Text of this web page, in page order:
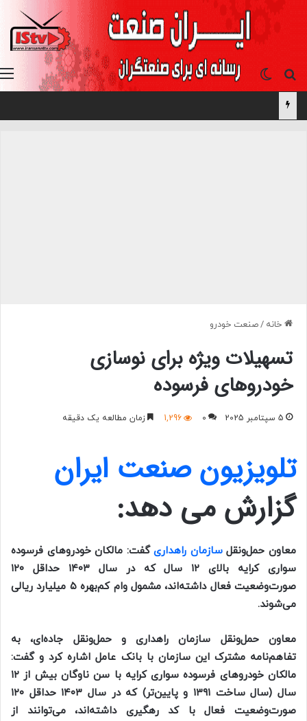
جستجو برایتغییر پوسته
خانه /صنعت خودرو
تسهیلات ویژه برای نوسازی
خودروهای فرسوده
5 سپتامبر 2025 0
1,296 زمان مطالعه یک دقیقه
تلویزیون صنعت ایران
گزارش می دهد:
معاون حمل‌ونقلسازمان راهداریگفت: مالکان خودروهای فرسوده
سواری کرایه بالای ۱۲ سال که در سال ۱۴۰۳ حداقل ۱۲۰
صورت‌وضعیت فعال داشته‌اند، مشمول وام کم‌بهره ۵ میلیارد ریالی
می‌شوند.
معاون حمل‌ونقل سازمان راهداری و حمل‌ونقل جاده‌ای، به
تفاهم‌نامه مشترک این سازمان با بانک عامل اشاره کرد و گفت:
مالکان خودروهای فرسوده سواری کرایه با سن ناوگان بیش از ۱۲
سال (سال ساخت ۱۳۹۱ و پایین‌تر) که در سال ۱۴۰۳ حداقل ۱۲۰
صورت‌وضعیت فعال با کد رهگیری داشته‌اند، می‌توانند از